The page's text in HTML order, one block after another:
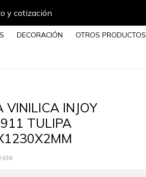
y cotización
DECORACIÓN OTROS PRODUCTOS
VINILICA INJOY
TULIPA